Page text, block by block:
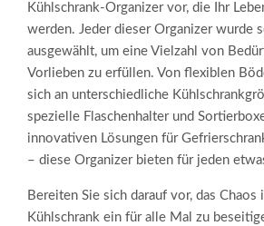
Kühlschrank-Organizer vor, die Ihr
werden. Jeder dieser Organizer wurde
ausgewählt, um eine Vielzahl von
Vorlieben zu erfüllen. Von flexiblen
sich an unterschiedliche
spezielle Flaschenhalter und
innovativen Lösungen für
– diese Organizer bieten für jeden
Bereiten Sie sich darauf vor, das Chaos
Kühlschrank ein für alle Mal zu